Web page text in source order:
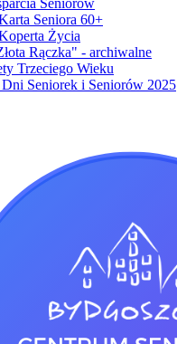
Seniora 60+
Życia
Rączka" - archiwalne
Trzeciego Wieku
Seniorek i Seniorów 2025